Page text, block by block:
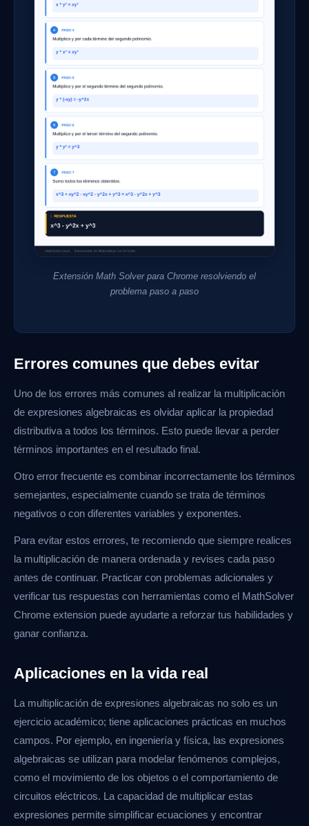
Extensión Math Solver para Chrome resolviendo el
problema paso a paso
Errores comunes que debes evitar
Uno de los errores más comunes al realizar la multiplicación
de expresiones algebraicas es olvidar aplicar la propiedad
distributiva a todos los términos. Esto puede llevar a perder
términos importantes en el resultado final.
Otro error frecuente es combinar incorrectamente los términos
semejantes, especialmente cuando se trata de términos
negativos o con diferentes variables y exponentes.
Para evitar estos errores, te recomiendo que siempre realices
la multiplicación de manera ordenada y revises cada paso
antes de continuar. Practicar con problemas adicionales y
verificar tus respuestas con herramientas como el MathSolver
Chrome extension puede ayudarte a reforzar tus habilidades y
ganar confianza.
Aplicaciones en la vida real
La multiplicación de expresiones algebraicas no solo es un
ejercicio académico; tiene aplicaciones prácticas en muchos
campos. Por ejemplo, en ingeniería y física, las expresiones
algebraicas se utilizan para modelar fenómenos complejos,
como el movimiento de los objetos o el comportamiento de
circuitos eléctricos. La capacidad de multiplicar estas
expresiones permite simplificar ecuaciones y encontrar